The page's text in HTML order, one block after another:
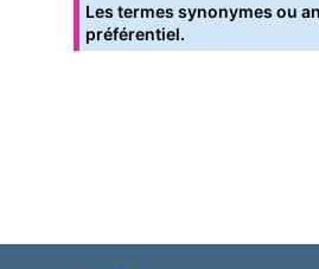
Les termes synonymes ou
préférentiel.